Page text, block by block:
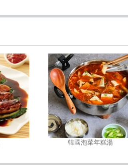
韓國泡菜年糕湯